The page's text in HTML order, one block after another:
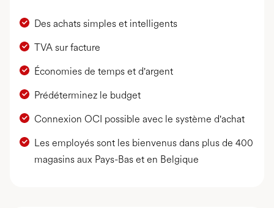
Des achats simples et intelligents
TVA sur facture
Économies de temps et d'argent
Prédéterminez le budget
Connexion OCI possible avec le système d'achat
Les employés sont les bienvenus dans plus de 400
magasins aux Pays-Bas et en Belgique